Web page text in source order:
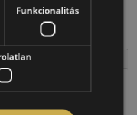
adatok tájékoztató
Funkcionalitás